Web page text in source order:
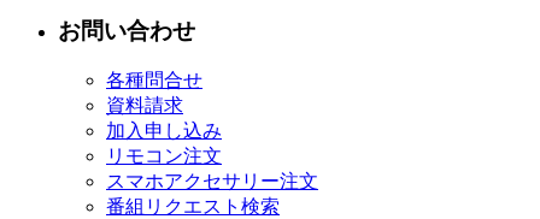
お問い合わせ
各種問合せ
資料請求
加入申し込み
リモコン注文
スマホアクセサリー注文
番組リクエスト検索